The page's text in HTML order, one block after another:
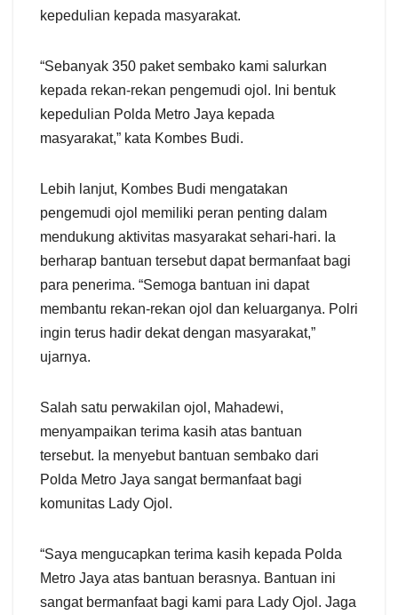
kepedulian kepada masyarakat.
“Sebanyak 350 paket sembako kami salurkan
kepada rekan-rekan pengemudi ojol. Ini bentuk
kepedulian Polda Metro Jaya kepada
masyarakat,” kata Kombes Budi.
Lebih lanjut, Kombes Budi mengatakan
pengemudi ojol memiliki peran penting dalam
mendukung aktivitas masyarakat sehari-hari. Ia
berharap bantuan tersebut dapat bermanfaat bagi
para penerima. “Semoga bantuan ini dapat
membantu rekan-rekan ojol dan keluarganya. Polri
ingin terus hadir dekat dengan masyarakat,”
ujarnya.
Salah satu perwakilan ojol, Mahadewi,
menyampaikan terima kasih atas bantuan
tersebut. Ia menyebut bantuan sembako dari
Polda Metro Jaya sangat bermanfaat bagi
komunitas Lady Ojol.
“Saya mengucapkan terima kasih kepada Polda
Metro Jaya atas bantuan berasnya. Bantuan ini
sangat bermanfaat bagi kami para Lady Ojol. Jaga